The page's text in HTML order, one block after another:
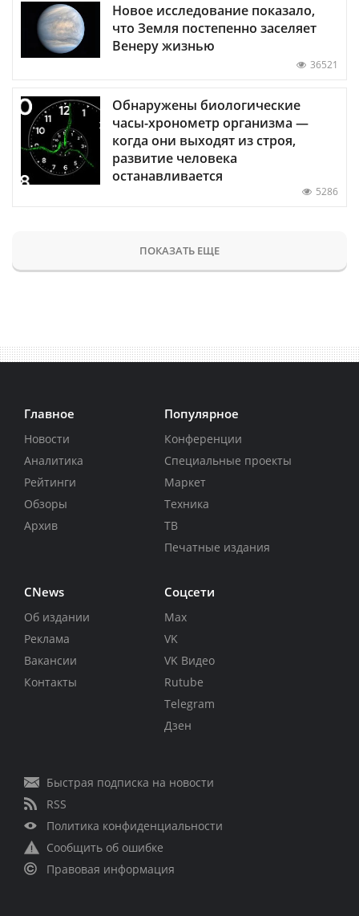
Новое исследование показало,
что Земля постепенно заселяет
Венеру жизнью
36521
Обнаружены биологические
часы-хронометр организма —
когда они выходят из строя,
развитие человека
останавливается
5286
ПОКАЗАТЬ ЕЩЕ
Главное
Новости
Аналитика
Рейтинги
Обзоры
Архив
Популярное
Конференции
Специальные проекты
Маркет
Техника
ТВ
Печатные издания
CNews
Об издании
Реклама
Вакансии
Контакты
Соцсети
Max
VK
VK Видео
Rutube
Telegram
Дзен
Быстрая подписка на новости
RSS
Политика конфиденциальности
Сообщить об ошибке
Правовая информация